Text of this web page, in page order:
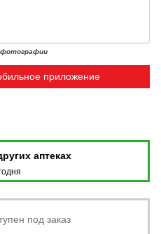
приложение
аптеках
под заказ